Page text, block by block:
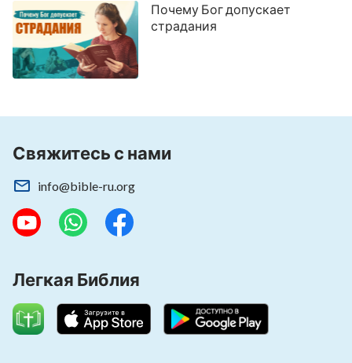
Почему Бог допускает
страдания
Свяжитесь с нами
info@bible-ru.org
Легкая Библия